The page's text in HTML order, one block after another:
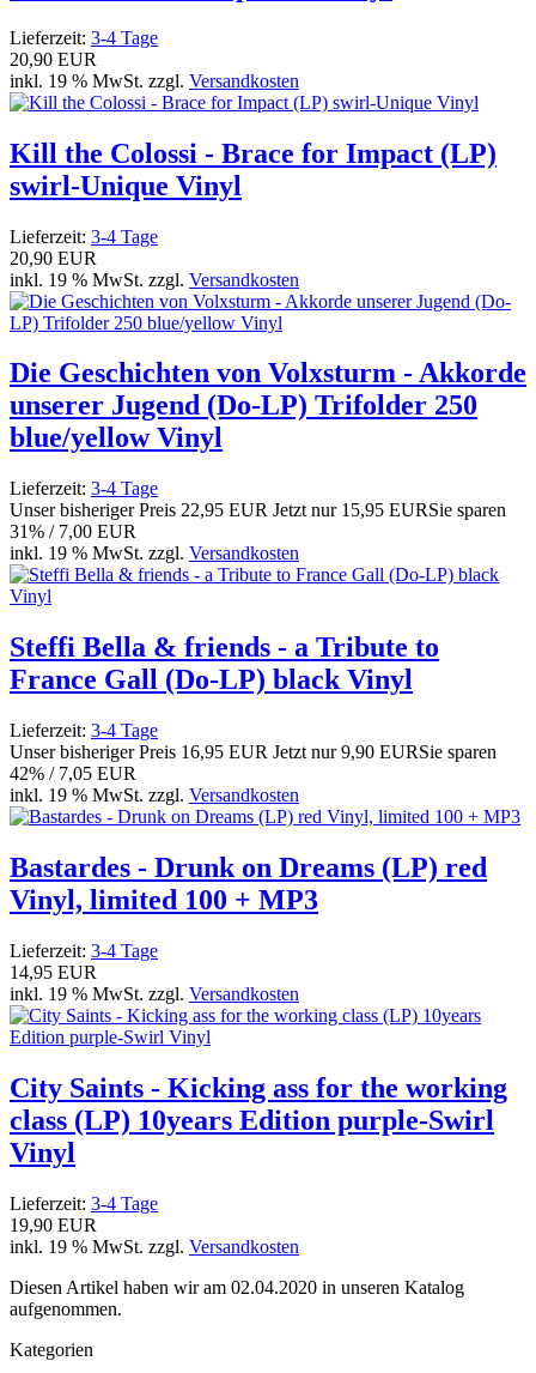
Lieferzeit: 3-4 Tage
20,90 EUR
inkl. 19 % MwSt. zzgl. Versandkosten
Kill the Colossi - Brace for Impact (LP)
swirl-Unique Vinyl
Lieferzeit: 3-4 Tage
20,90 EUR
inkl. 19 % MwSt. zzgl. Versandkosten
Die Geschichten von Volxsturm - Akkorde
unserer Jugend (Do-LP) Trifolder 250
blue/yellow Vinyl
Lieferzeit: 3-4 Tage
Unser bisheriger Preis 22,95 EUR Jetzt nur 15,95 EURSie sparen
31% / 7,00 EUR
inkl. 19 % MwSt. zzgl. Versandkosten
Steffi Bella & friends - a Tribute to
France Gall (Do-LP) black Vinyl
Lieferzeit: 3-4 Tage
Unser bisheriger Preis 16,95 EUR Jetzt nur9,90 EURSie sparen
42% / 7,05 EUR
inkl. 19 % MwSt. zzgl. Versandkosten
Bastardes - Drunk on Dreams (LP) red
Vinyl, limited 100 + MP3
Lieferzeit: 3-4 Tage
14,95 EUR
inkl. 19 % MwSt. zzgl. Versandkosten
City Saints - Kicking ass for the working
class (LP) 10years Edition purple-Swirl
Vinyl
Lieferzeit: 3-4 Tage
19,90 EUR
inkl. 19 % MwSt. zzgl. Versandkosten
Diesen Artikel haben wir am 02.04.2020 in unseren Katalog
aufgenommen.
Kategorien